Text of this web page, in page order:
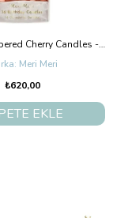
Meri Meri - Tapered Cherry Candles - Kiraz Desenli Mumlar
Meri Meri
₺620,00
EKLE